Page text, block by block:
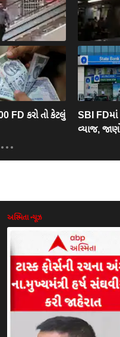
FD કરો તો કેટલું
SBI FDમાં
વ્યાજ,
અસ્મિતા ન્યૂઝ